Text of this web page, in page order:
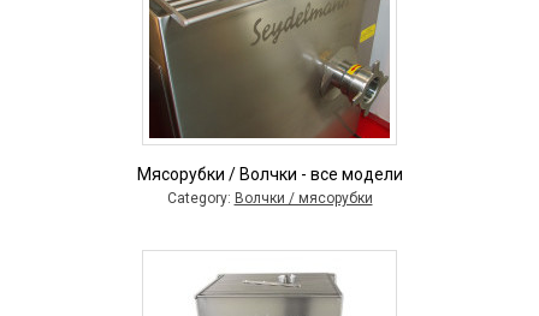
Мясорубки / Волчки - все модели
Category: Волчки / мясорубки